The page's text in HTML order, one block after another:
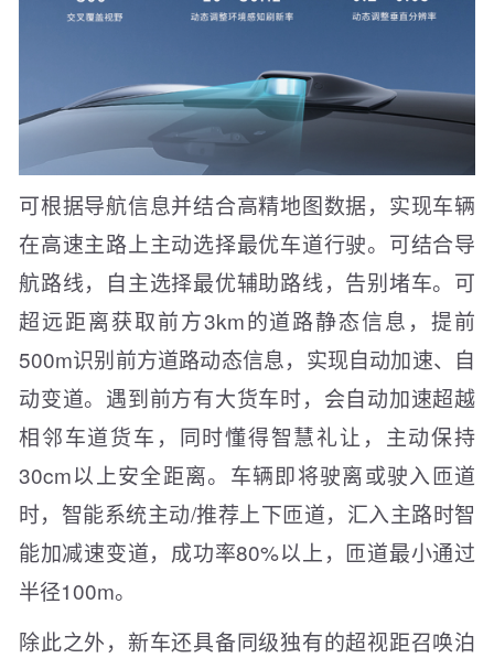
可根据导航信息并结合高精地图数据，实现车辆
在高速主路上主动选择最优车道行驶。可结合导
航路线，自主选择最优辅助路线，告别堵车。可
超远距离获取前方3km的道路静态信息，提前
500m识别前方道路动态信息，实现自动加速、自
动变道。遇到前方有大货车时，会自动加速超越
相邻车道货车，同时懂得智慧礼让，主动保持
30cm以上安全距离。车辆即将驶离或驶入匝道
时，智能系统主动/推荐上下匝道，汇入主路时智
能加减速变道，成功率80%以上，匝道最小通过
半径100m。
除此之外，新车还具备同级独有的超视距召唤泊